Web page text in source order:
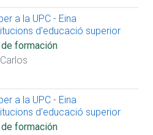
a la UPC - Eina
d'educació superior
formación
a la UPC - Eina
d'educació superior
formación